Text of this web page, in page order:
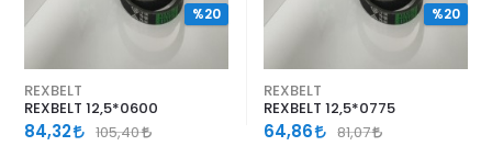
REXBELT
REXBELT 12,5*0600
84,32 105,40
%20
REXBELT
REXBELT 12,5*0775
64,86 81,07
%20